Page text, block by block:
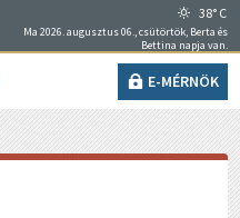
38° C
Ma 2026. augusztus 06., csütörtök, Berta és
Bettina napja van.
E-MÉRNÖK